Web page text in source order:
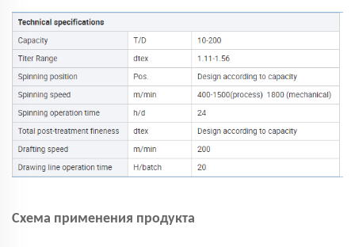
Схема применения продукта